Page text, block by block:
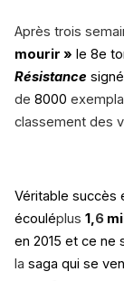
Après trois
mourir » le 8e
Résistance
de 8000
classement des
Véritable succès
écouléplus 1,6
en 2015 et ce ne
la saga qui se